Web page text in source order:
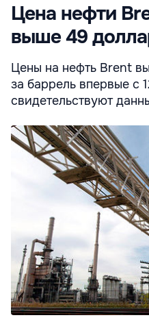
Цена нефти
выше 49
Цены на нефть Brent
за баррель впервые с
свидетельствуют